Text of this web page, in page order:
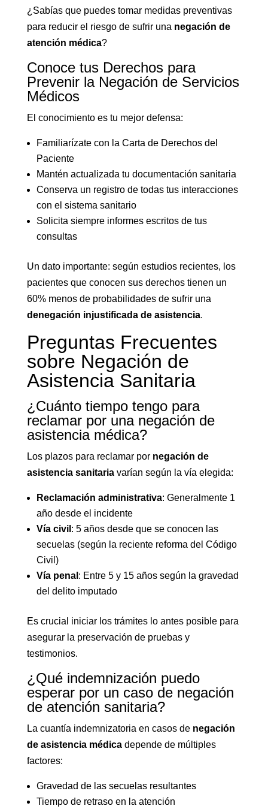
¿Sabías que puedes tomar medidas preventivas
para reducir el riesgo de sufrir una negación de
atención médica?
Conoce tus Derechos para
Prevenir la Negación de Servicios
Médicos
El conocimiento es tu mejor defensa:
Familiarízate con la Carta de Derechos del
Paciente
Mantén actualizada tu documentación sanitaria
Conserva un registro de todas tus interacciones
con el sistema sanitario
Solicita siempre informes escritos de tus
consultas
Un dato importante: según estudios recientes, los
pacientes que conocen sus derechos tienen un
60% menos de probabilidades de sufrir una
denegación injustificada de asistencia.
Preguntas Frecuentes
sobre Negación de
Asistencia Sanitaria
¿Cuánto tiempo tengo para
reclamar por una negación de
asistencia médica?
Los plazos para reclamar por negación de
asistencia sanitariavarían según la vía elegida:
Reclamación administrativa: Generalmente 1
año desde el incidente
Vía civil : 5 años desde que se conocen las
secuelas (según la reciente reforma del Código
Civil)
Vía penal : Entre 5 y 15 años según la gravedad
del delito imputado
Es crucial iniciar los trámites lo antes posible para
asegurar la preservación de pruebas y
testimonios.
¿Qué indemnización puedo
esperar por un caso de negación
de atención sanitaria?
La cuantía indemnizatoria en casos de negación
de asistencia médicadepende de múltiples
factores:
Gravedad de las secuelas resultantes
Tiempo de retraso en la atención